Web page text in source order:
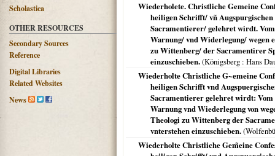
Scholastica
OTHER RESOURCES
Secondary Sources
Reference
Digital Libraries
Related Websites
News
Wiederholete. Christliche Gemeine
heiligen Schrifft/ vñ
Sacramentierer/ gelehret wirdt.
Warnung/ vnd Widerlegung/ wegen
zu Wittenberg/ der Sacramentirer
einzuschieben.(Königsberg : Hans
Wiederholte Christliche G~emeine
heiligen Schrifft vnd
Sacramentierer gelehret wirdt:
Warnung vnd Wiederlegung von
Theologi zu Wittenberg der
vnterstehen einzuschieben.(
Wiederholte Christliche Gem̃eine